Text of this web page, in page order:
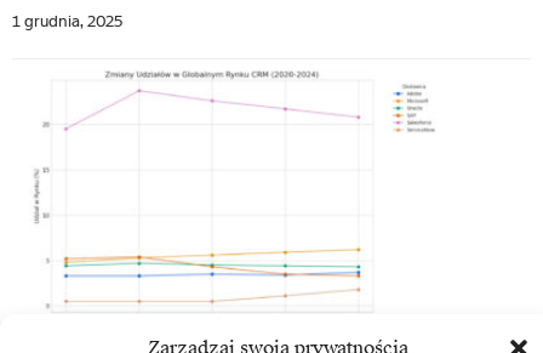
Zarządzaj swoją prywatnością
1 grudnia, 2025